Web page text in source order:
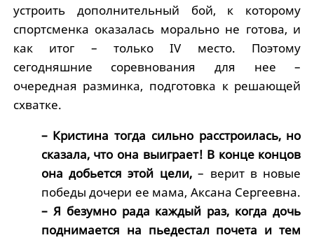
устроить дополнительный бой, к которому
спортсменка оказалась морально не готова, и
как итог – только IV место. Поэтому
сегодняшние соревнования для нее –
очередная разминка, подготовка к решающей
схватке.
– Кристина тогда сильно расстроилась, но
сказала, что она выиграет! В конце концов
она добьется этой цели,– верит в новые
победы дочери ее мама, Аксана Сергеевна.
– Я безумно рада каждый раз, когда дочь
поднимается на пьедестал почета и тем